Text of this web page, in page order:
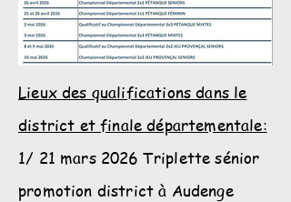
Lieux des qualifications dans le
district et finale départementale:
1/ 21 mars 2026 Triplette sénior
promotion district à Audenge